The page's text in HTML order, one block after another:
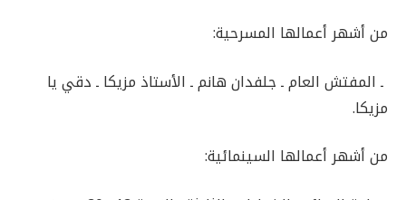
من أشهر أعمالها المسرحية:
ـ المفتش العام ـ جلفدان هانم ـ الأستاذ مزيكا ـ دقي يا
مزيكا.
من أشهر أعمالها السينمائية: